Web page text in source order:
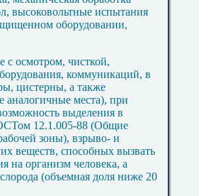
высоковольтные испытания
оборудовании,
с осмотром, чисткой,
коммуникаций, в
цистерны, а также
аналогичные места), при
выделения в
12.1.005-88 (Общие
зоны), взрыво- и
веществ, способных вызвать
на организм человека, а
(объемная доля ниже 20